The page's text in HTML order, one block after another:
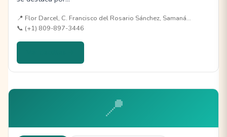
📍 Flor Darcel, C. Francisco del Rosario Sánchez, Samaná…
📞 (+1) 809-897-3446
📍